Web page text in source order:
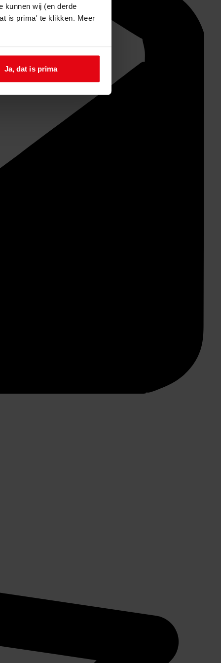
kunnen wij (en derde
is prima' te klikken. Meer
Ja, dat is prima